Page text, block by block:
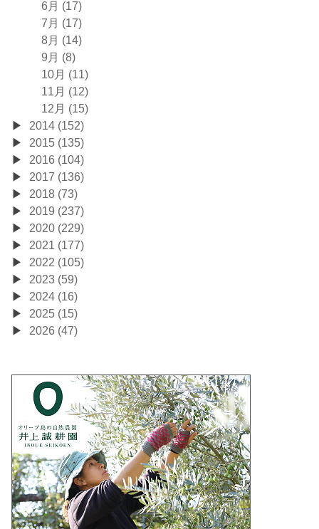
6月 (17)
7月 (17)
8月 (14)
9月 (8)
10月 (11)
11月 (12)
12月 (15)
2014 (152)
2015 (135)
2016 (104)
2017 (136)
2018 (73)
2019 (237)
2020 (229)
2021 (177)
2022 (105)
2023 (59)
2024 (16)
2025 (15)
2026 (47)